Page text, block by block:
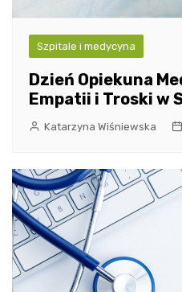
Szpitale i medycyna
Dzień Opiekuna
Empatii i Troski w
Katarzyna Wiśniewska